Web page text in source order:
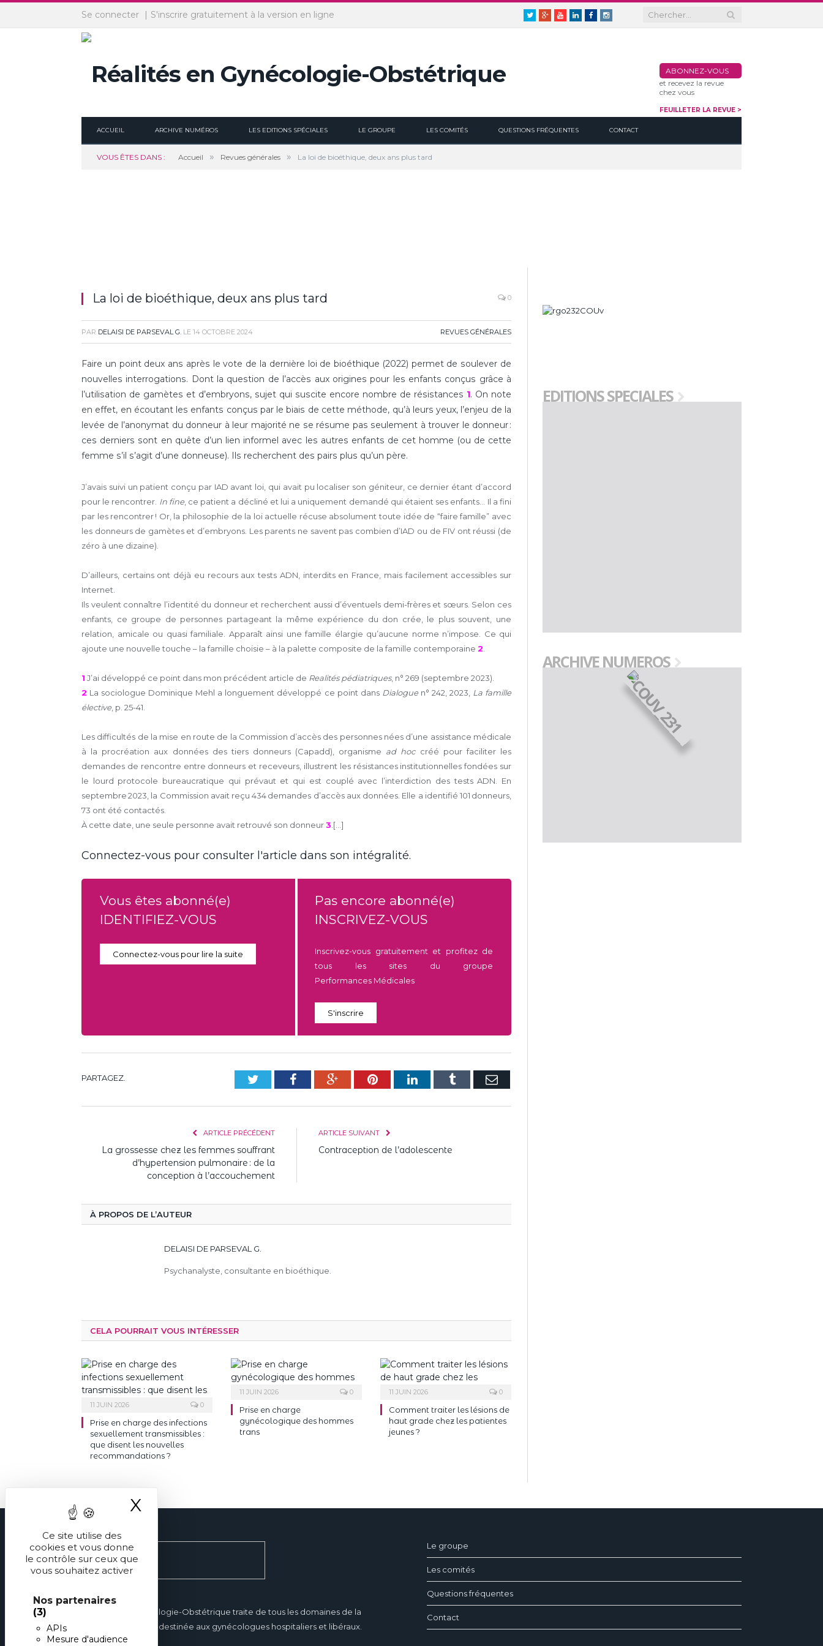
Panneau de gestion des cookies
Ce site utilise des
cookies et vous donne
le contrôle sur ceux que
vous souhaitez activer
Nos partenaires
(3)
APIs
Mesure d'audience
X Masquer le bandeau des cookies
TwitterGoogle+YoutubeLinkedinFacebookInstagram
Se connecter S'inscrire gratuitement à la version en ligne
ABONNEZ-VOUS
et recevez la revue
chez vous
FEUILLETER LA REVUE >
ACCUEIL ARCHIVE NUMÉROS LES EDITIONS SPÉCIALES LE GROUPE LES COMITÉS QUESTIONS FRÉQUENTES CONTACT
VOUS ÊTES DANS : Accueil » Revues générales » La loi de bioéthique, deux ans plus tard
La loi de bioéthique, deux ans plus tard 0
PAR DELAISI DE PARSEVAL G. LE 14 OCTOBRE 2024 REVUES GÉNÉRALES
Faire un point deux ans après le vote de la dernière loi de bioéthique (2022) permet de soulever de
nouvelles interrogations. Dont la question de l’accès aux origines pour les enfants conçus grâce à
l’utilisation de gamètes et d’embryons, sujet qui suscite encore nombre de résistances 1. On note
en effet, en écoutant les enfants conçus par le biais de cette méthode, qu’à leurs yeux, l’enjeu de la
levée de l’anonymat du donneur à leur majorité ne se résume pas seulement à trouver le donneur :
ces derniers sont en quête d’un lien informel avec les autres enfants de cet homme (ou de cette
femme s’il s’agit d’une donneuse). Ils recherchent des pairs plus qu’un père.
J’avais suivi un patient conçu par IAD avant loi, qui avait pu localiser son géniteur, ce dernier étant d’accord
pour le rencontrer. In fine, ce patient a décliné et lui a uniquement demandé qui étaient ses enfants… Il a fini
par les rencontrer ! Or, la philosophie de la loi actuelle récuse absolument toute idée de “faire famille” avec
les donneurs de gamètes et d’embryons. Les parents ne savent pas combien d’IAD ou de FIV ont réussi (de
zéro à une dizaine).
D’ailleurs, certains ont déjà eu recours aux tests ADN, interdits en France, mais facilement accessibles sur
Internet.
Ils veulent connaître l’identité du donneur et recherchent aussi d’éventuels demi-frères et sœurs. Selon ces
enfants, ce groupe de personnes partageant la même expérience du don crée, le plus souvent, une
relation, amicale ou quasi familiale. Apparaît ainsi une famille élargie qu’aucune norme n’impose. Ce qui
ajoute une nouvelle touche – la famille choisie – à la palette composite de la famille contemporaine 2
1 J’ai développé ce point dans mon précédent article de Realités pédiatriques, n° 269 (septembre 2023).
2 La sociologue Dominique Mehl a longuement développé ce point dans Dialoguen° 242, 2023, La famille
élective, p. 25-41.
Les difficultés de la mise en route de la Commission d’accès des personnes nées d’une assistance médicale
à la procréation aux données des tiers donneurs (Capadd), organisme ad hoccréé pour faciliter les
demandes de rencontre entre donneurs et receveurs, illustrent les résistances institutionnelles fondées sur
le lourd protocole bureaucratique qui prévaut et qui est couplé avec l’interdiction des tests ADN. En
septembre 2023, la Commission avait reçu 434 demandes d’accès aux données. Elle a identifié 101 donneurs,
73 ont été contactés.
À cette date, une seule personne avait retrouvé son donneur3.[...]
Connectez-vous pour consulter l'article dans son intégralité.
Vous êtes abonné(e)
IDENTIFIEZ-VOUS
Connectez-vous pour lire la suite
Pas encore abonné(e)
INSCRIVEZ-VOUS
Inscrivez-vous gratuitement et profitez de
tous les sites du groupe
Performances Médicales
S'inscrire
PARTAGEZ. TwitterFacebookGoogle+PinterestLinkedInTumblr E-
ARTICLE PRÉCÉDENT
La grossesse chez les femmes souffrant
d’hypertension pulmonaire : de la
conception à l’accouchement
ARTICLE SUIVANT
Contraception de l’adolescente
À PROPOS DE L’AUTEUR
DELAISI DE PARSEVAL G.
Psychanalyste, consultante en bioéthique.
CELA POURRAIT VOUS INTÉRESSER
11 JUIN 2026 0
Prise en charge des infections
sexuellement transmissibles :
que disent les nouvelles
recommandations ?
11 JUIN 2026 0
Prise en charge
gynécologique des hommes
trans
11 JUIN 2026 0
Comment traiter les lésions de
haut grade chez les patientes
jeunes ?
EDITIONS SPECIALES
ARCHIVE NUMEROS
Réalités en Gynécologie-Obstétrique traite de tous les domaines de la
gynécologie et est destinée aux gynécologues hospitaliers et libéraux.
Le groupe
Les comités
Questions fréquentes
Contact